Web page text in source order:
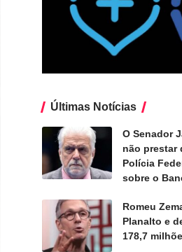
Últimas Notícias
O Senador
não prestar
Polícia
sobre o
Romeu
Planalto e
178,7